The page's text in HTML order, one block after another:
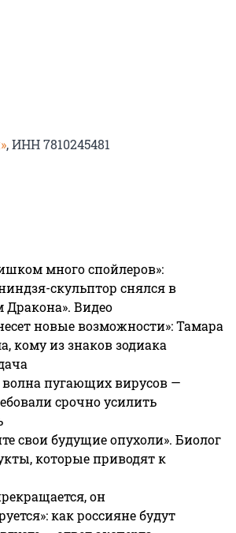
, ИНН 7810245481
много спойлеров»:
скульптор снялся в
Дракона». Видео
новые возможности»: Тамара
кому из знаков зодиака
волна пугающих вирусов —
срочно усилить
свои будущие опухоли». Биолог
которые приводят к
он
как россияне будут